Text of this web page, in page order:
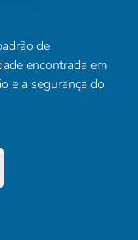
de
encontrada em
e a segurança do